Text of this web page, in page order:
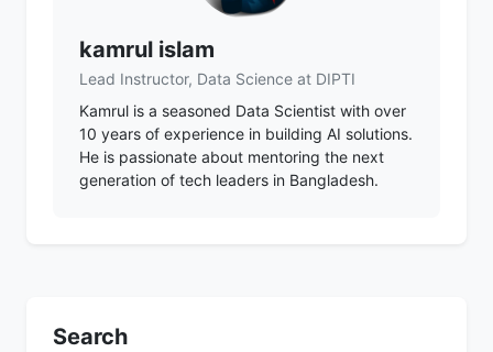
kamrul islam
Lead Instructor, Data Science at DIPTI
Kamrul is a seasoned Data Scientist with over
10 years of experience in building AI solutions.
He is passionate about mentoring the next
generation of tech leaders in Bangladesh.
Search